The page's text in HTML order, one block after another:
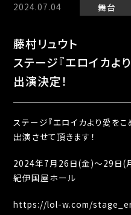
2024.07.04 舞台
藤村リュウト
ステージ『エロイカよ
出演決定！
ステージ『エロイカより愛を
出演させて頂きます！
2024年7月26日(金)～29日(
紀伊国屋ホール
https://lol-w.com/